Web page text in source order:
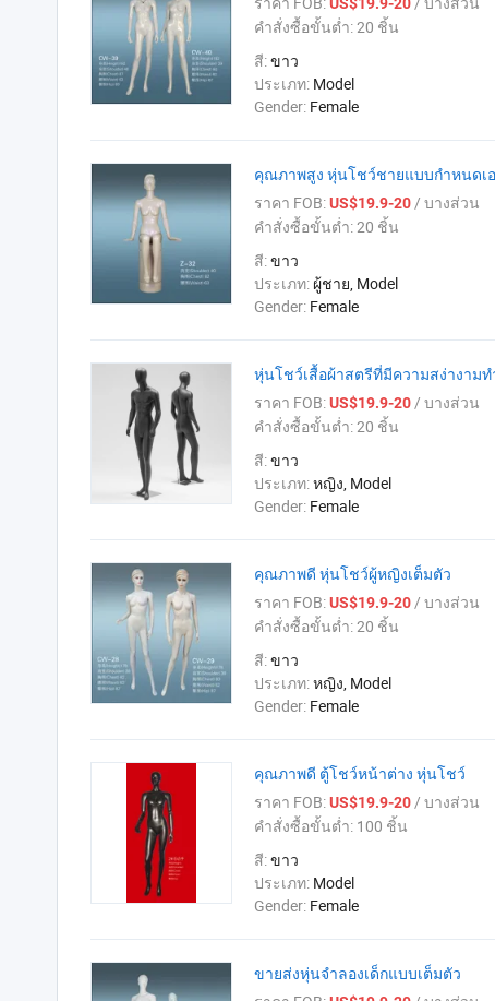
คำสั่งซื้อขั้นต่ำ:20 ชิ้น
สี:ขาว
ประเภท: Model
Gender: Female
คุณภาพสูง หุ่นโชว์ชายแบบกำหนดเ
ราคา FOB:US$19.9-20/ บางส่วน
คำสั่งซื้อขั้นต่ำ:20 ชิ้น
สี:ขาว
ประเภท: ผู้ชาย, Model
Gender: Female
หุ่นโชว์เสื้อผ้าสตรีที่มีความสง่างามท
ราคา FOB:US$19.9-20/ บางส่วน
คำสั่งซื้อขั้นต่ำ:20 ชิ้น
สี:ขาว
ประเภท:หญิง, Model
Gender: Female
คุณภาพดี หุ่นโชว์ผู้หญิงเต็มตัว
ราคา FOB:US$19.9-20/ บางส่วน
คำสั่งซื้อขั้นต่ำ:20 ชิ้น
สี:ขาว
ประเภท:หญิง, Model
Gender: Female
คุณภาพดี ตู้โชว์หน้าต่าง หุ่นโชว์
ราคา FOB:US$19.9-20/ บางส่วน
คำสั่งซื้อขั้นต่ำ: 100 ชิ้น
สี:ขาว
ประเภท: Model
Gender: Female
ขายส่งหุ่นจำลองเด็กแบบเต็มตัว